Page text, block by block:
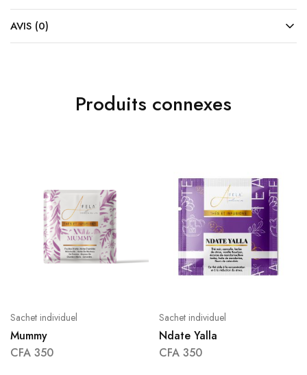
AVIS (0)
Produits connexes
Sachet individuel
Mummy
CFA 350
Sachet individuel
Ndate Yalla
CFA350